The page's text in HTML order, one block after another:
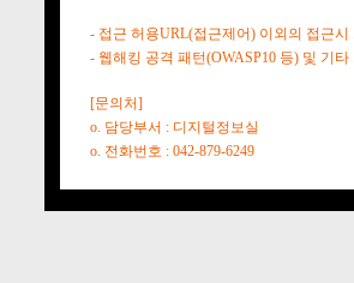
- 접근 허용URL(접근제어) 이외의 접근시
- 웹해킹 공격 패턴(OWASP10 등) 및 기
[문의처]
o. 담당부서 : 디지털정보실
o. 전화번호 : 042-879-6249